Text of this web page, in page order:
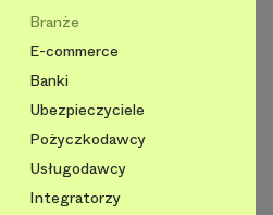
Branże
E-commerce
Banki
Ubezpieczyciele
Pożyczkodawcy
Usługodawcy
Integratorzy